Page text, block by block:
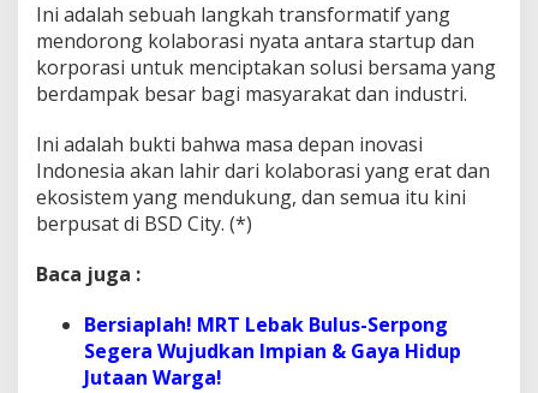
Ini adalah sebuah langkah transformatif yang
mendorong kolaborasi nyata antara startup dan
korporasi untuk menciptakan solusi bersama yang
berdampak besar bagi masyarakat dan industri.
Ini adalah bukti bahwa masa depan inovasi
Indonesia akan lahir dari kolaborasi yang erat dan
ekosistem yang mendukung, dan semua itu kini
berpusat di BSD City. (*)
Baca juga :
Bersiaplah! MRT Lebak Bulus-Serpong
Segera Wujudkan Impian & Gaya Hidup
Jutaan Warga!